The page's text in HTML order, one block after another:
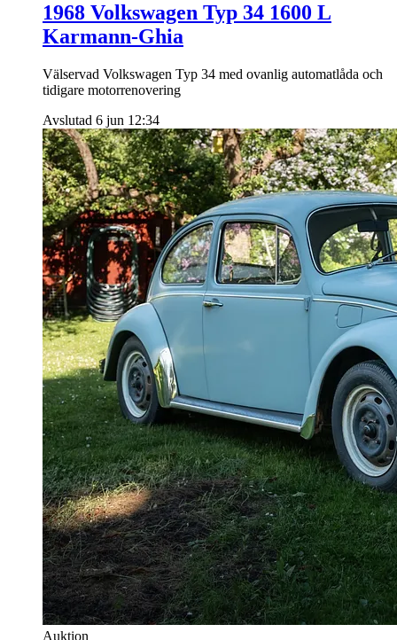
1968 Volkswagen Typ 34 1600 L
Karmann-Ghia
Välservad Volkswagen Typ 34 med ovanlig automatlåda och
tidigare motorrenovering
Avslutad 6 jun 12:34
Auktion